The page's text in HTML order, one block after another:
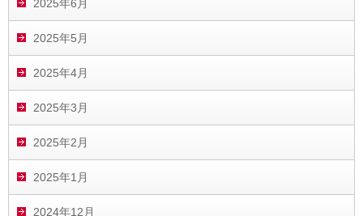
2025年6月
2025年5月
2025年4月
2025年3月
2025年2月
2025年1月
2024年12月